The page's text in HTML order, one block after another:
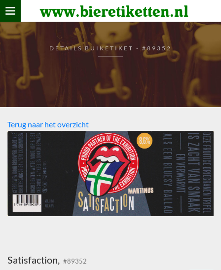
www.bieretiketten.nl
Home
verzamelen
De bierkaart
Bezoekers
DETAILS BUIKETIKET - #89352
Terug naar het overzicht
Satisfaction, #89352